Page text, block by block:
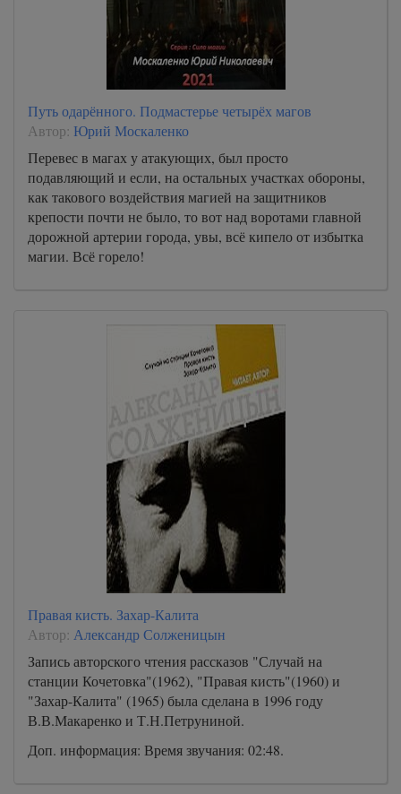
Путь одарённого. Подмастерье четырёх магов
Автор: Юрий Москаленко
Перевес в магах у атакующих, был просто
подавляющий и если, на остальных участках обороны,
как такового воздействия магией на защитников
крепости почти не было, то вот над воротами главной
дорожной артерии города, увы, всё кипело от избытка
магии. Всё горело!
Правая кисть. Захар-Калита
Автор: Александр Солженицын
Запись авторского чтения рассказов "Случай на
станции Кочетовка"(1962), "Правая кисть"(1960) и
"Захар-Калита" (1965) была сделана в 1996 году
В.В.Макаренко и Т.Н.Петруниной.
Доп. информация: Время звучания: 02:48.